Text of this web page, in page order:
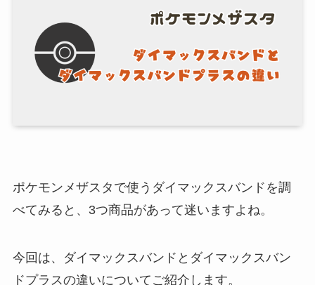
ポケモンメザスタで使うダイマックスバンドを調
べてみると、3つ商品があって迷いますよね。
今回は、ダイマックスバンドとダイマックスバン
ドプラスの違いについてご紹介します。